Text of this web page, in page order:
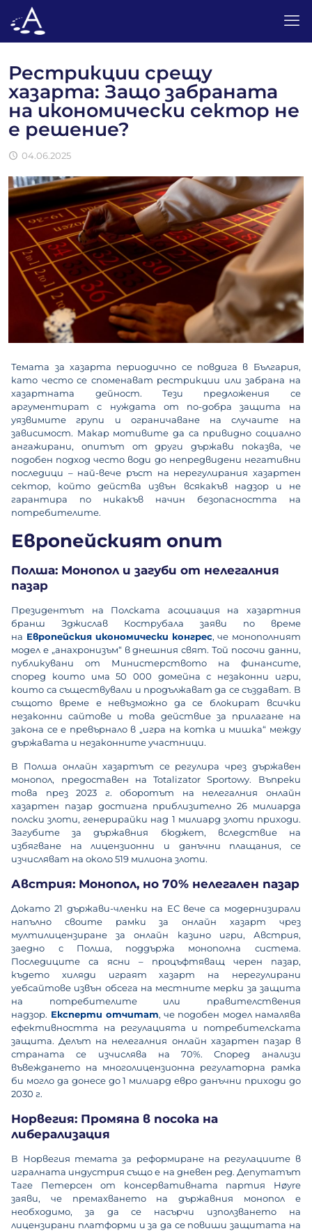
Рестрикции срещу
хазарта: Защо забраната
на икономически сектор не
е решение?
04.06.2025
Темата за хазарта периодично се повдига в България,
като често се споменават рестрикции или забрана на
хазартната дейност. Тези предложения се
аргументират с нуждата от по-добра защита на
уязвимите групи и ограничаване на случаите на
зависимост. Макар мотивите да са привидно социално
ангажирани, опитът от други държави показва, че
подобен подход често води до непредвидени негативни
последици – най-вече ръст на нерегулирания хазартен
сектор, който действа извън всякакъв надзор и не
гарантира по никакъв начин безопасността на
потребителите.
Европейският опит
Полша: Монопол и загуби от нелегалния
пазар
Президентът на Полската асоциация на хазартния
бранш Зджислав Кострубала заяви по време
на Европейския икономически конгрес, че монополният
модел е „анахронизъм“ в днешния свят. Той посочи данни,
публикувани от Министерството на финансите,
според които има 50 000 домейна с незаконни игри,
които са съществували и продължават да се създават. В
същото време е невъзможно да се блокират всички
незаконни сайтове и това действие за прилагане на
закона се е превърнало в „игра на котка и мишка“ между
държавата и незаконните участници.
В Полша онлайн хазартът се регулира чрез държавен
монопол, предоставен на Totalizator Sportowy. Въпреки
това през 2023 г. оборотът на нелегалния онлайн
хазартен пазар достигна приблизително 26 милиарда
полски злоти, генерирайки над 1 милиард злоти приходи.
Загубите за държавния бюджет, вследствие на
избягване на лицензионни и данъчни плащания, се
изчисляват на около 519 милиона злоти.
Австрия: Монопол, но 70% нелегален пазар
Докато 21 държави-членки на ЕС вече са модернизирали
напълно своите рамки за онлайн хазарт чрез
мултилицензиране за онлайн казино игри, Австрия,
заедно с Полша, поддържа монополна система.
Последиците са ясни – процъфтяващ черен пазар,
където хиляди играят хазарт на нерегулирани
уебсайтове извън обсега на местните мерки за защита
на потребителите или правителствения
надзор. Експерти отчитат, че подобен модел намалява
ефективността на регулацията и потребителската
защита. Делът на нелегалния онлайн хазартен пазар в
страната се изчислява на 70%. Според анализи
въвеждането на многолицензионна регулаторна рамка
би могло да донесе до 1 милиард евро данъчни приходи до
2030 г.
Норвегия: Промяна в посока на
либерализация
В Норвегия темата за реформиране на регулациите в
игралната индустрия също е на дневен ред. Депутатът
Таге Петерсен от консервативната партия Høyre
заяви, че премахването на държавния монопол е
необходимо, за да се насърчи използването на
лицензирани платформи и за да се повиши защитата на